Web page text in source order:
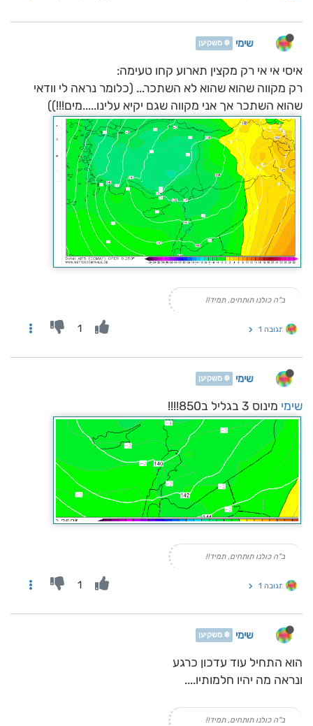
שימי ❄️ משקיען
איסי אי אי רק מקצין תארוע קחו טעימה:
רק מקווה שהוא שהוא לא השתכר... (כלומר נראה לי וודאי
שהוא השתכר אך אני מקווה שגם יקיא עלינו.....מים!!!))
ב"ה כולנו תותחים, תמיד!!
תגובה 1 1
שימי ❄️ משקיען
שימי מינוס 3 בגליל ב850!!!!
ב"ה כולנו תותחים, תמיד!!
תגובה 1 1
שימי ❄️ משקיען
הוא התחיל עוד עדכון כרגע
ונראה מה יהיו חלמותיו....
ב"ה כולנו תותחים, תמיד!!